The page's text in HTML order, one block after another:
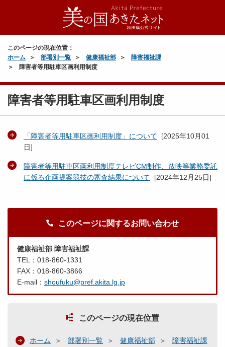
このページの現在位置：
ホーム
部署別一覧 健康福祉部
障害福祉課
障害者等用駐車区画利用制度
障害者等用駐車区画利用制度
「障害者等用駐車区画利用制度」について [2025年10月01
日]
障害者等用駐車区画利用制度テレビCM制作、放映等業務委託
に係る企画提案競技の審査結果について [2024年12月25日]
このページに関するお問い合わせ
健康福祉部 障害福祉課
TEL：018-860-1331
FAX：018-860-3866
E-mail： shoufuku@pref.akita.lg.jp
このページの現在位置
ホーム 部署別一覧 健康福祉部
障害福祉課